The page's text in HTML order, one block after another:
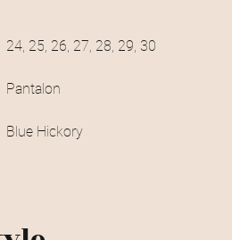
24, 25, 26, 27, 28, 29, 30
Pantalon
Blue Hickory